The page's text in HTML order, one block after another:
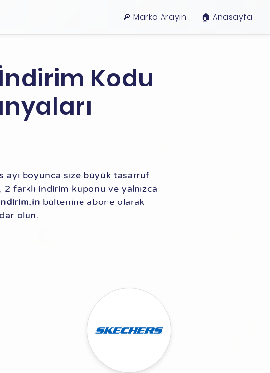
🔎 Marka Arayın 🏠︎ Anasayfa
Kodu
ayı boyunca size büyük tasarruf
farklı indirim kuponu ve yalnızca
bültenine abone olarak
olun.